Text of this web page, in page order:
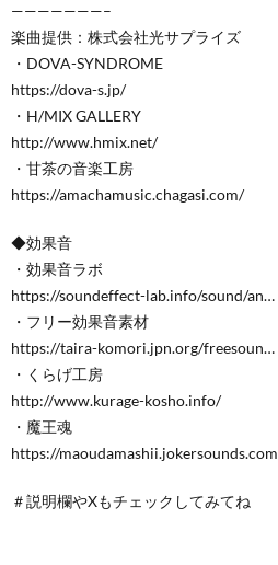
———————–
楽曲提供：株式会社光サプライズ
・DOVA-SYNDROME
https://dova-s.jp/
・H/MIX GALLERY
http://www.hmix.net/
・甘茶の音楽工房
https://amachamusic.chagasi.com/
◆効果音
・効果音ラボ
https://soundeffect-lab.info/sound/an…
・フリー効果音素材
https://taira-komori.jpn.org/freesoun…
・くらげ工房
http://www.kurage-kosho.info/
・魔王魂
https://
＃説明欄やXもチェックしてみてね